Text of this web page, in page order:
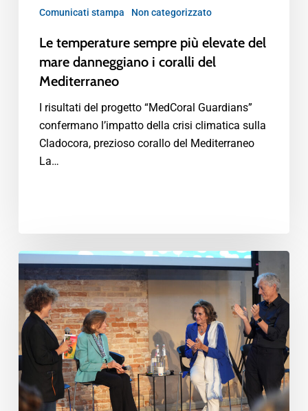
Comunicati stampa Non categorizzato
Le temperature sempre più elevate del
mare danneggiano i coralli del
Mediterraneo
I risultati del progetto “MedCoral Guardians”
confermano l’impatto della crisi climatica sulla
Cladocora, prezioso corallo del Mediterraneo
La…